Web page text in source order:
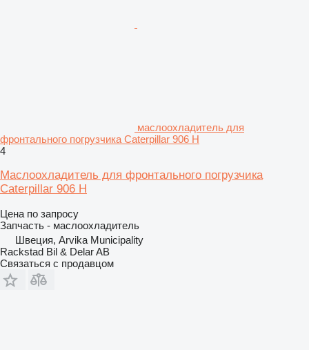
маслоохладитель для
фронтального погрузчика Caterpillar 906 H
4
Маслоохладитель для фронтального погрузчика
Caterpillar 906 H
Цена по запросу
Запчасть - маслоохладитель
Швеция, Arvika Municipality
Rackstad Bil & Delar AB
Связаться с продавцом